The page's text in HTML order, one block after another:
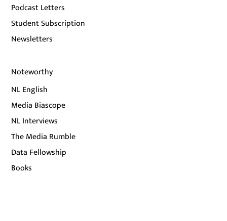
Podcast Letters
Student Subscription
Newsletters
Noteworthy
NL English
Media Biascope
NL Interviews
The Media Rumble
Data Fellowship
Books